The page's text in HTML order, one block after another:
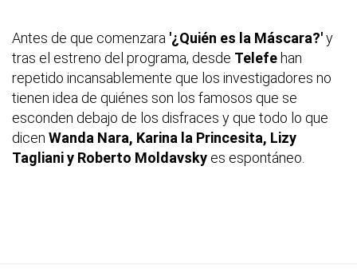
Antes de que comenzara '¿Quién es la Máscara?'y
tras el estreno del programa, desde Telefe han
repetido incansablemente que los investigadores no
tienen idea de quiénes son los famosos que se
esconden debajo de los disfraces y que todo lo que
dicen Wanda Nara, Karina la Princesita, Lizy
Tagliani y Roberto Moldavsky es espontáneo.